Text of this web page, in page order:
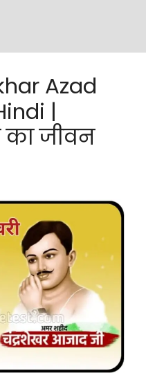
Azad
|
जीवन